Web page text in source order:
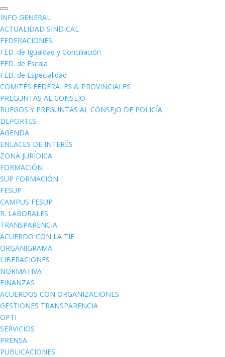
INFO GENERAL
ACTUALIDAD SINDICAL
FEDERACIONES
FED. de Igualdad y Conciliación
FED. de Escala
FED. de Especialidad
COMITÉS FEDERALES & PROVINCIALES
PREGUNTAS AL CONSEJO
RUEGOS Y PREGUNTAS AL CONSEJO DE POLICÍA
DEPORTES
AGENDA
ENLACES DE INTERÉS
ZONA JURÍDICA
FORMACIÓN
SUP FORMACIÓN
FESUP
CAMPUS FESUP
R. LABORALES
TRANSPARENCIA
ACUERDO CON LA TIE
ORGANIGRAMA
LIBERACIONES
NORMATIVA
FINANZAS
ACUERDOS CON ORGANIZACIONES
GESTIONES TRANSPARENCIA
OPTI
SERVICIOS
PRENSA
PUBLICACIONES